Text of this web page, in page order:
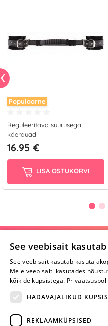
Populaarne
Reguleeritava suurusega
käerauad
16.95 €
LISA OSTUKORVI
Selle toote saab
+372
See veebisait
See veebisait kasutab
Meie veebisaiti kasutades
kõikide küpsistega.
HÄDAVAJALIKUD
REKLAAMKÜPSISED